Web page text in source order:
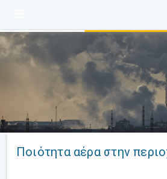
Ποιότητα αέρα στην